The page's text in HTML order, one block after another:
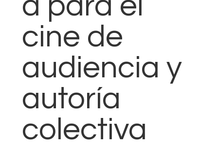
cine de
audiencia y
autoría
colectiva